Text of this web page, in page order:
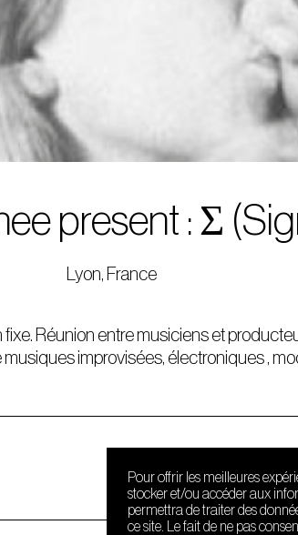
present : Σ
Lyon, France
fixe. Réunion entre musiciens et
improvisées, électroniques ,
Pour offrir les meilleures
stocker et/ou accéder aux
permettra de traiter des
ce site. Le fait de ne pas